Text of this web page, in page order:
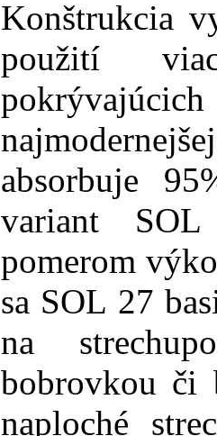
Konštrukcia
použití
absorbuje
variant
pomerom
sa SOL 27
na
bobrovkou či
naploché